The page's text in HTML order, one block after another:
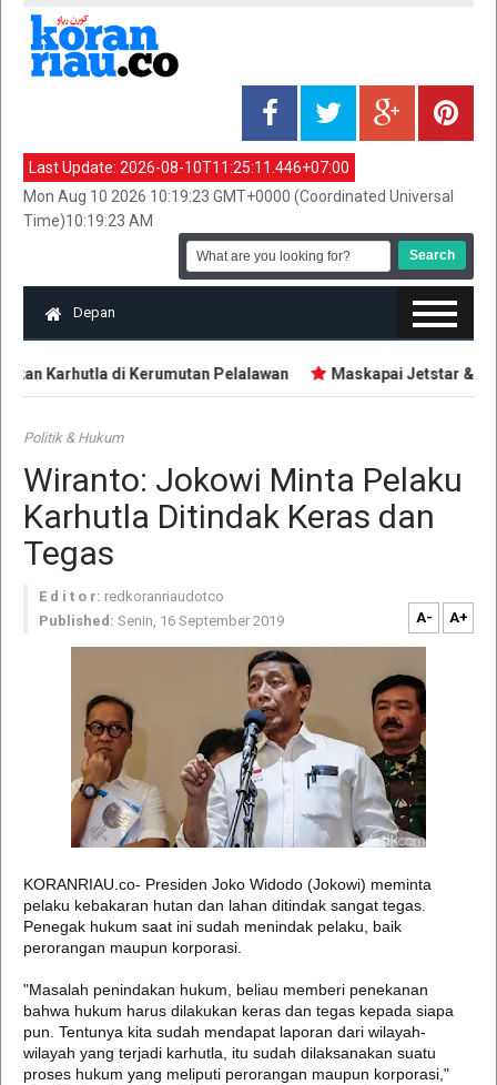
Last Update: 2026-08-10T11:25:11.446+07:00
Mon Aug 10 2026 10:19:23 GMT+0000 (Coordinated Universal
Time)10:19:23 AM
Depan
Karhutla di Kerumutan Pelalawan Maskapai Jetstar &
Politik & Hukum
Wiranto: Jokowi Minta Pelaku
Karhutla Ditindak Keras dan
Tegas
E d i t o r: redkoranriaudotco
Published: Senin, 16 September 2019 A- A+
KORANRIAU.co- Presiden Joko Widodo (Jokowi) meminta
pelaku kebakaran hutan dan lahan ditindak sangat tegas.
Penegak hukum saat ini sudah menindak pelaku, baik
perorangan maupun korporasi.
"Masalah penindakan hukum, beliau memberi penekanan
bahwa hukum harus dilakukan keras dan tegas kepada siapa
pun. Tentunya kita sudah mendapat laporan dari wilayah-
wilayah yang terjadi karhutla, itu sudah dilaksanakan suatu
proses hukum yang meliputi perorangan maupun korporasi,"